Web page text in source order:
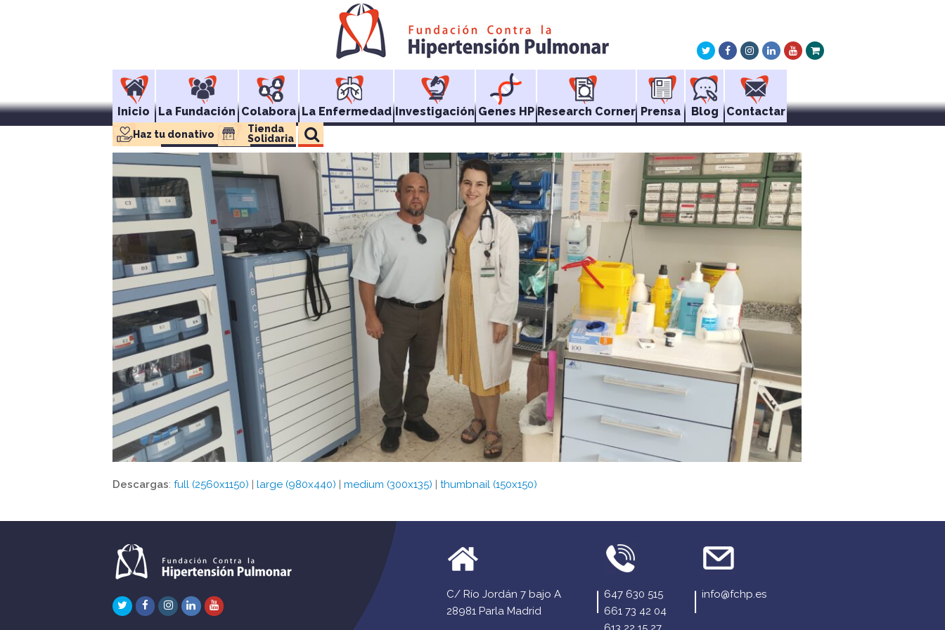
TwitterFacebookInstagram
LinkedInYoutube
Xing
Inicio La Fundación Colabora La Enfermedad Investigación Genes HP Research Corner Prensa Blog Contactar
Haz tu donativo
Tienda
Solidaria
Descargas: full (2560x1150) | large (980x440) | medium (300x135) | thumbnail (150x150)
TwitterFacebook
Instagram
LinkedInYoutube
C/ Río Jordán 7 bajo A
28981 Parla Madrid
647 630 515
661 73 42 04
info@fchp.es